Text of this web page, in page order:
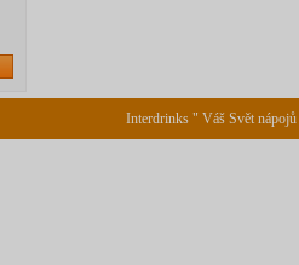
Interdrinks " Váš Svět